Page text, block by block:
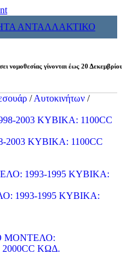
ΑΝΤΑΛΛΑΚΤΙΚΟ
νομοθεσίας γίνονται έως 20
/ Αυτοκινήτων /
ΚΥΒΙΚΑ: 1100CC
1993-1995 ΚΥΒΙΚΑ: